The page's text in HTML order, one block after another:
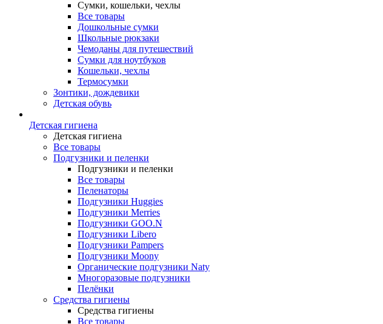
Сумки, кошельки, чехлы
Все товары
Дошкольные сумки
Школьные рюкзаки
Чемоданы для путешествий
Сумки для ноутбуков
Кошельки, чехлы
Термосумки
Зонтики, дождевики
Детская обувь
Детская гигиена
Детская гигиена
Все товары
Подгузники и пеленки
Подгузники и пеленки
Все товары
Пеленаторы
Подгузники Huggies
Подгузники Merries
Подгузники GOO.N
Подгузники Libero
Подгузники Pampers
Подгузники Moony
Органические подгузники Naty
Многоразовые подгузники
Пелёнки
Средства гигиены
Средства гигиены
Все товары